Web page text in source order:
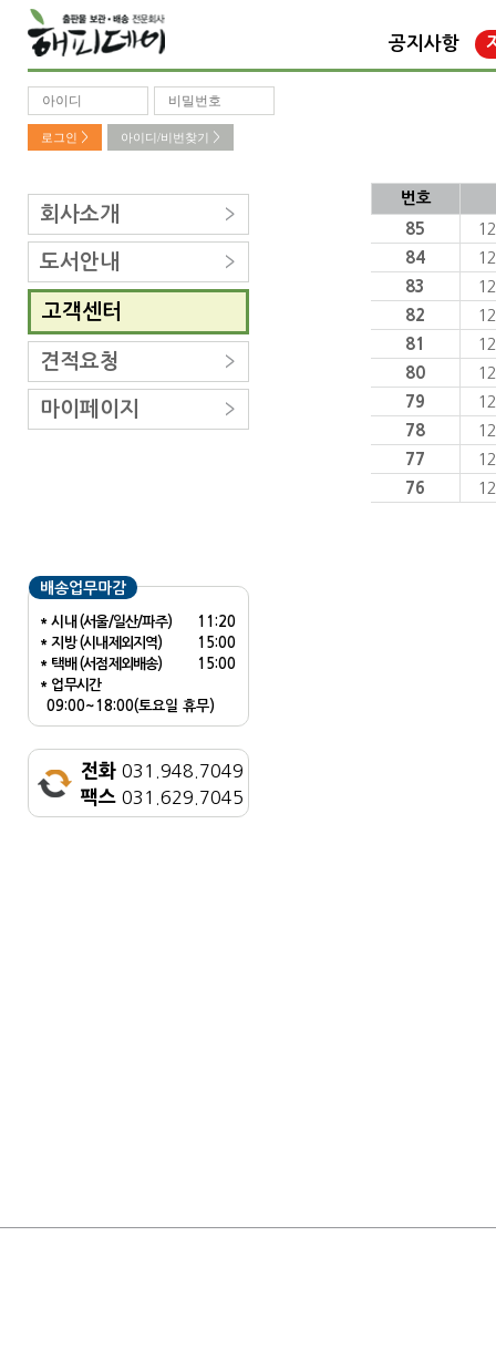
공지사항
로그인 > 아이디/비번찾기 >
회사소개
도서안내
고객센터
견적요청
마이페이지
배송업무마감
* 시내 (서울/일산/파주)
11:20
* 지방 (시내제외지역)
15:00
* 택배 (서점제외배송)
15:00
* 업무시간
09:00~18:00(토요일 휴무)
전화 031.948.7049
팩스 031.629.7045
번호
85
84
83
82
81
80
79
78
77
76